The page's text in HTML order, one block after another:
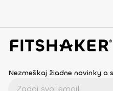
Nezmeškaj žiadne novinky a